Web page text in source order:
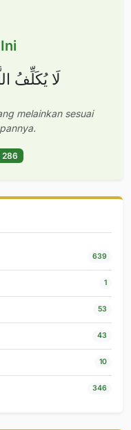
لَا يُكَلِّفُ
melainkan sesuai
286
639
1
53
43
10
346